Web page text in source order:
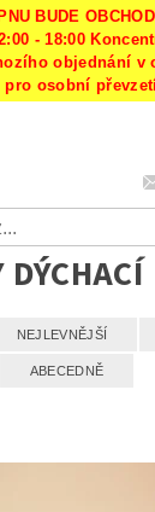
BUDE
- 18:00
objednání v
osobní
DÝCHACÍ
NEJLEVNĚJŠÍ
ABECEDNĚ